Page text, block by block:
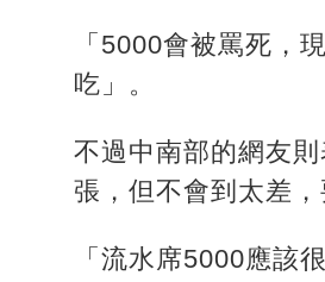
「5000會被罵死，
吃」。
不過中南部的網友
張，但不會到太差，
「流水席5000應該